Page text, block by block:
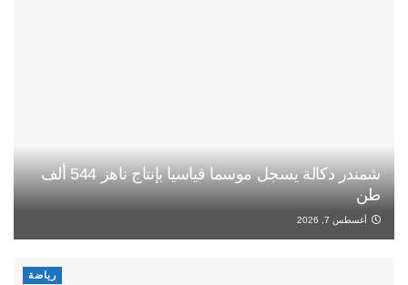
شمندر دكالة يسجل موسما قياسيا بإنتاج ناهز 544 ألف
طن
أغسطس 7, 2026
رياضة